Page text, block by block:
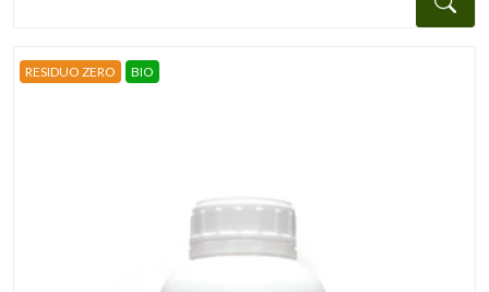
RESIDUO ZERO BIO